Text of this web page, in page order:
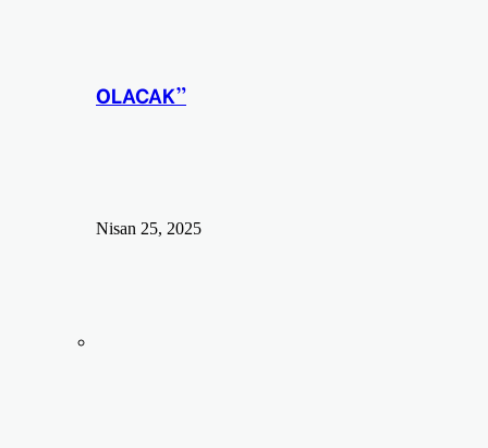
OLACAK”
Nisan 25, 2025